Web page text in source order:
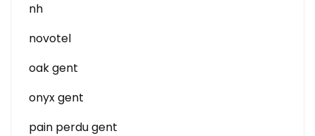
nh
novotel
oak gent
onyx gent
pain perdu gent